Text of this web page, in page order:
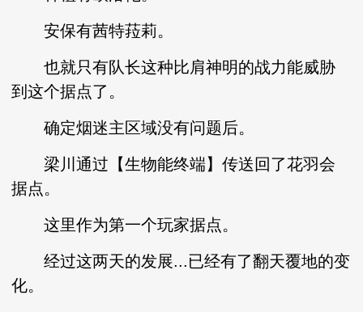
安保有茜特菈莉。
也就只有队长这种比肩神明的战力能威胁
到这个据点了。
确定烟迷主区域没有问题后。
梁川通过【生物能终端】传送回了花羽会
据点。
这里作为第一个玩家据点。
经过这两天的发展...已经有了翻天覆地的变
化。